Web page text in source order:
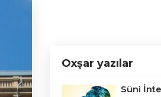
Oxşar yazılar
Süni